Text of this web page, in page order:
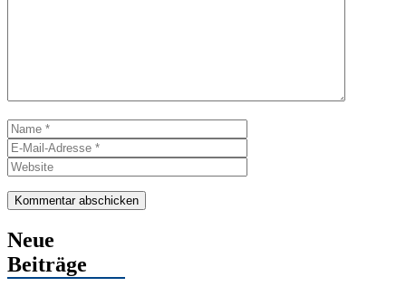
Name
Mail-
Adresse
Neue
Beiträge